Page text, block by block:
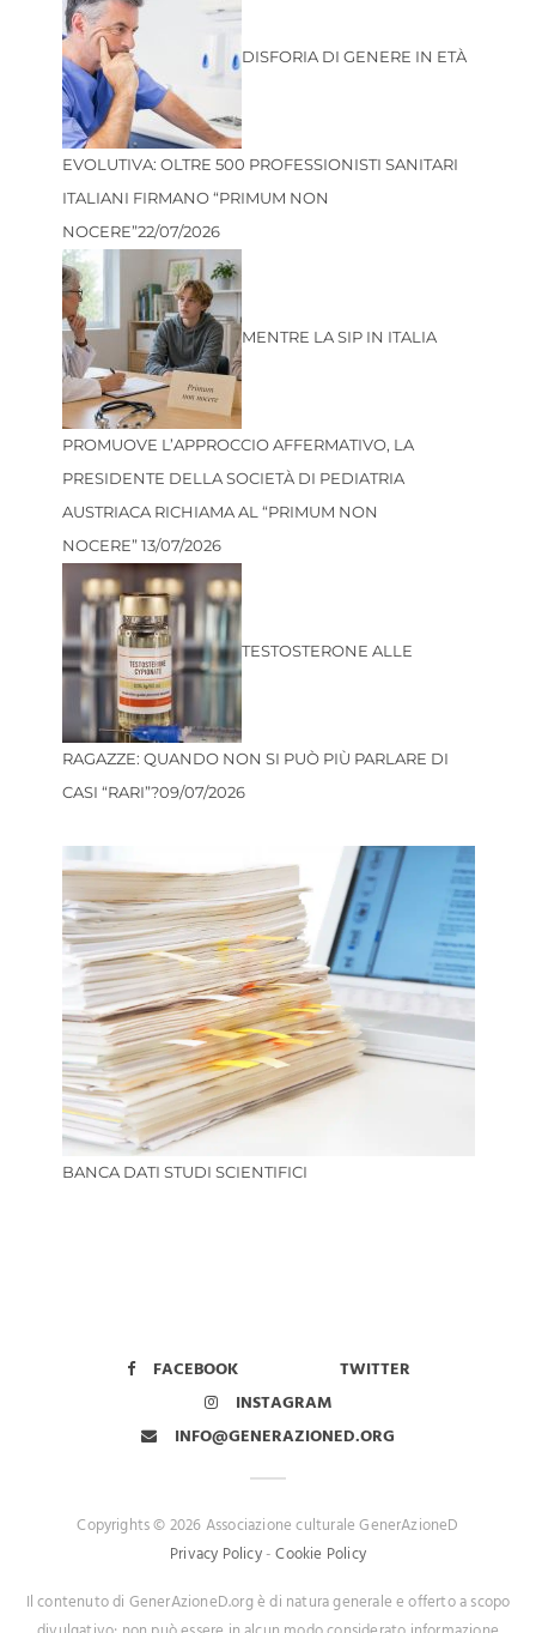
DISFORIA DI GENERE IN ETÀ
EVOLUTIVA: OLTRE 500 PROFESSIONISTI SANITARI
ITALIANI FIRMANO “PRIMUM NON
NOCERE”22/07/2026
MENTRE LA SIP IN ITALIA
PROMUOVE L’APPROCCIO AFFERMATIVO, LA
PRESIDENTE DELLA SOCIETÀ DI PEDIATRIA
AUSTRIACA RICHIAMA AL “PRIMUM NON
NOCERE”13/07/2026
TESTOSTERONE ALLE
RAGAZZE: QUANDO NON SI PUÒ PIÙ PARLARE DI
CASI “RARI”?09/07/2026
BANCA DATI STUDI SCIENTIFICI
FACEBOOK
TWITTER
INSTAGRAM
INFO@GENERAZIONED.ORG
Copyrights © 2026 Associazione culturale GenerAzioneD
Privacy Policy-Cookie Policy
Il contenuto di GenerAzioneD.org è di natura generale e offerto a scopo